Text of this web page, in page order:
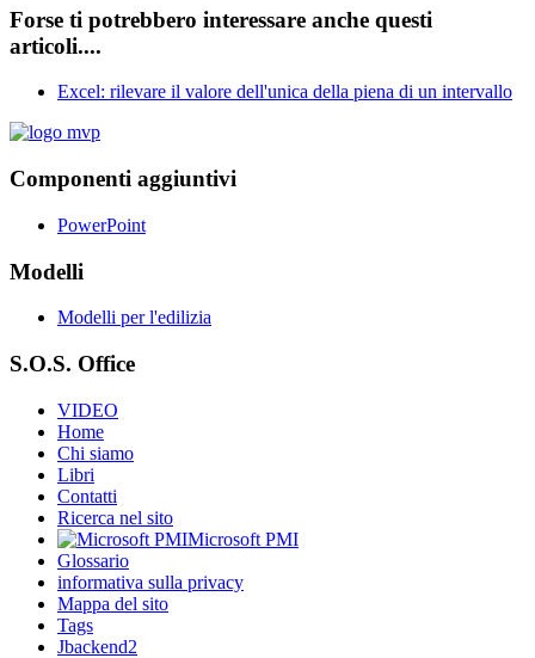
Forse ti potrebbero interessare anche questi
articoli....
Excel: rilevare il valore dell'unica della piena di un intervallo
Componenti aggiuntivi
PowerPoint
Modelli
Modelli per l'edilizia
S.O.S. Office
VIDEO
Home
Chi siamo
Libri
Contatti
Ricerca nel sito
Microsoft PMI
Glossario
informativa sulla privacy
Mappa del sito
Tags
Jbackend2